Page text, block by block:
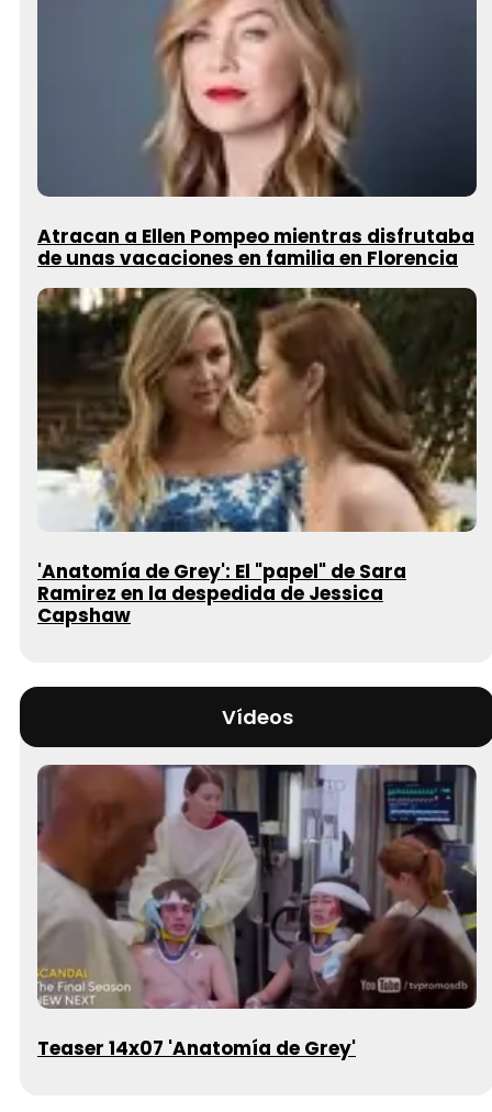
Atracan a Ellen Pompeo mientras disfrutaba
de unas vacaciones en familia en Florencia
'Anatomía de Grey': El "papel" de Sara
Ramirez en la despedida de Jessica
Capshaw
Vídeos
Teaser 14x07 'Anatomía de Grey'